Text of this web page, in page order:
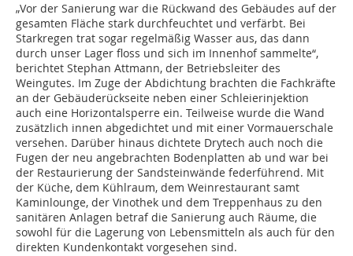
„Vor der Sanierung war die Rückwand des Gebäudes auf der
gesamten Fläche stark durchfeuchtet und verfärbt. Bei
Starkregen trat sogar regelmäßig Wasser aus, das dann
durch unser Lager floss und sich im Innenhof sammelte“,
berichtet Stephan Attmann, der Betriebsleiter des
Weingutes. Im Zuge der Abdichtung brachten die Fachkräfte
an der Gebäuderückseite neben einer Schleierinjektion
auch eine Horizontalsperre ein. Teilweise wurde die Wand
zusätzlich innen abgedichtet und mit einer Vormauerschale
versehen. Darüber hinaus dichtete Drytech auch noch die
Fugen der neu angebrachten Bodenplatten ab und war bei
der Restaurierung der Sandsteinwände federführend. Mit
der Küche, dem Kühlraum, dem Weinrestaurant samt
Kaminlounge, der Vinothek und dem Treppenhaus zu den
sanitären Anlagen betraf die Sanierung auch Räume, die
sowohl für die Lagerung von Lebensmitteln als auch für den
direkten Kundenkontakt vorgesehen sind.